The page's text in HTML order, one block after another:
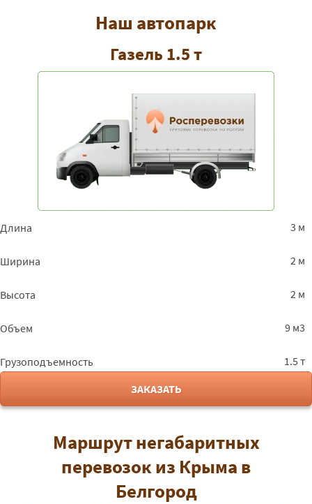
Наш автопарк
Газель 1.5 т
Длина 3 м
Ширина 2 м
Высота 2 м
Объем 9 м3
Грузоподъемность
1.5 т
ЗАКАЗАТЬ
Маршрут негабаритных
перевозок из Крыма в
Белгород